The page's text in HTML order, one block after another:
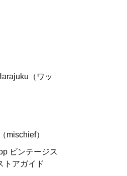
（ワッ
mischief）
ビンテージス
トアガイド